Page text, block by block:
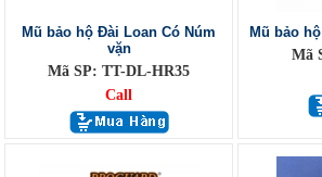
Mũ bảo hộ Đài Loan Có Núm
vặn
Mã SP: TT-DL-HR35
Call
Mũ bảo
Mã